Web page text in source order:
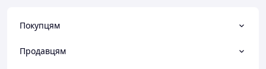
Покупцям
Продавцям